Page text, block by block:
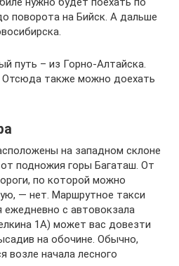
поворота на Бийск. А дальше
путь – из Горно-Алтайска.
Отсюда также можно доехать
на западном склоне
подножия горы Багаташ. От
по которой можно
— нет. Маршрутное такси
ежедневно с автовокзала
1А) может вас довезти
на обочине. Обычно,
возле начала лесного